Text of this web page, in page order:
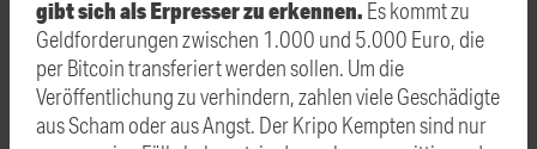
gibt sich als Erpresser zu erkennen. Es kommt zu
Geldforderungen zwischen 1.000 und 5.000 Euro, die
per Bitcoin transferiert werden sollen. Um die
Veröffentlichung zu verhindern, zahlen viele Geschädigte
aus Scham oder aus Angst. Der Kripo Kempten sind nur